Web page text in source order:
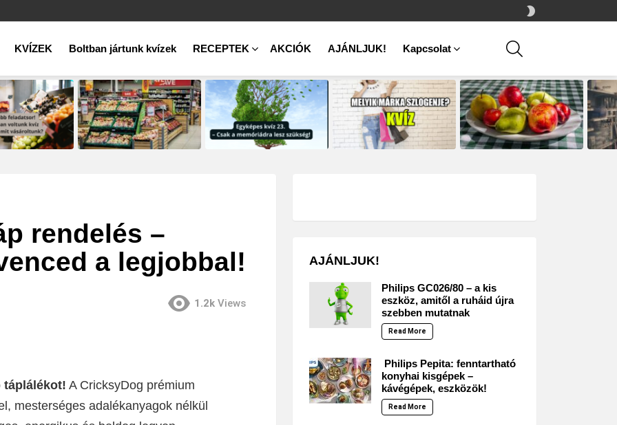
SKIN
KVÍZEK Boltban jártunk kvízek RECEPTEK AKCIÓK AJÁNLJUK! Kapcsolat
rendelés –
a legjobbal!
1.2k Views
táplálékot! A CricksyDog prémium
mesterséges adalékanyagok nélkül
AJÁNLJUK!
Philips GC026/80 – a kis
eszköz, amitől a ruháid újra
szebben mutatnak
Read More
Philips Pepita: fenntartható
konyhai kisgépek –
kávégépek, eszközök!
Read More